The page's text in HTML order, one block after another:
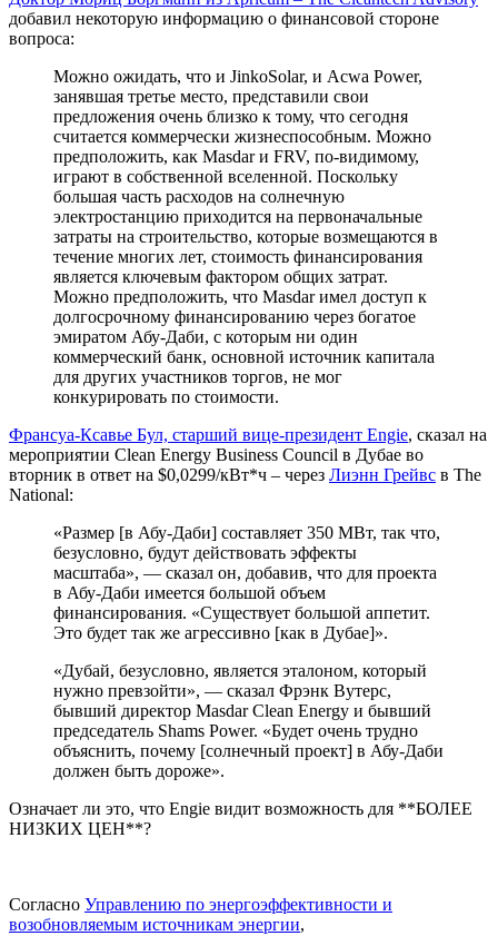
добавил некоторую информацию о финансовой стороне
вопроса:
Можно ожидать, что и JinkoSolar, и Acwa Power,
занявшая третье место, представили свои
предложения очень близко к тому, что сегодня
считается коммерчески жизнеспособным. Можно
предположить, как Masdar и FRV, по-видимому,
играют в собственной вселенной. Поскольку
большая часть расходов на солнечную
электростанцию ​​приходится на первоначальные
затраты на строительство, которые возмещаются в
течение многих лет, стоимость финансирования
является ключевым фактором общих затрат.
Можно предположить, что Masdar имел доступ к
долгосрочному финансированию через богатое
эмиратом Абу-Даби, с которым ни один
коммерческий банк, основной источник капитала
для других участников торгов, не мог
конкурировать по стоимости.
Франсуа-Ксавье Бул, старший вице-президент Engie, сказал на
мероприятии Clean Energy Business Council в Дубае во
вторник в ответ на $0,0299/кВт*ч – через Лиэнн Грейвс в The
National:
«Размер [в Абу-Даби] составляет 350 МВт, так что,
безусловно, будут действовать эффекты
масштаба», — сказал он, добавив, что для проекта
в Абу-Даби имеется большой объем
финансирования. «Существует большой аппетит.
Это будет так же агрессивно [как в Дубае]».
«Дубай, безусловно, является эталоном, который
нужно превзойти», — сказал Фрэнк Вутерс,
бывший директор Masdar Clean Energy и бывший
председатель Shams Power. «Будет очень трудно
объяснить, почему [солнечный проект] в Абу-Даби
должен быть дороже».
Означает ли это, что Engie видит возможность для **БОЛЕЕ
НИЗКИХ ЦЕН**?
Согласно Управлению по энергоэффективности и
возобновляемым источникам энергии,